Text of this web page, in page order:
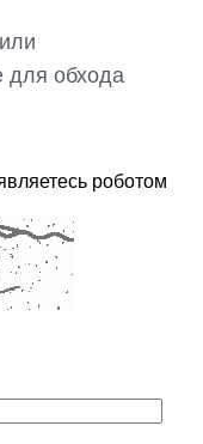
для обхода
роботом